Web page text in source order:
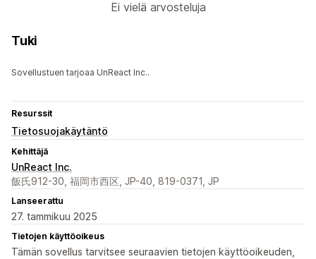
Ei vielä arvosteluja
Tuki
Sovellustuen tarjoaa UnReact Inc..
Resurssit
Tietosuojakäytäntö
Kehittäjä
UnReact Inc.
飯氏912-30, 福岡市西区, JP-40, 819-0371, JP
Lanseerattu
27. tammikuu 2025
Tietojen käyttöoikeus
Tämän sovellus tarvitsee seuraavien tietojen käyttöoikeuden,